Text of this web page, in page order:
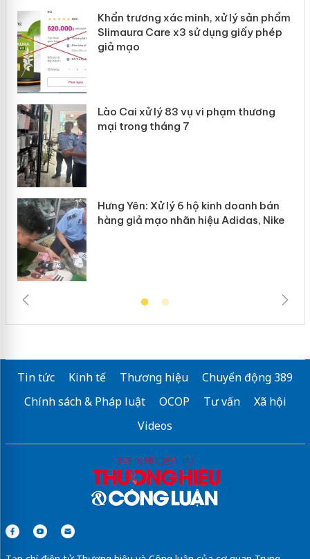
Khẩn trương xác minh, xử lý sản phẩm
Slimaura Care x3 sử dụng giấy phép
giả mạo
Lào Cai xử lý 83 vụ vi phạm thương
mại trong tháng 7
Hưng Yên: Xử lý 6 hộ kinh doanh bán
hàng giả mạo nhãn hiệu Adidas, Nike
Tin tức Kinh tế Thương hiệu
Chuyển động 389
Chính sách & Pháp luật
OCOP Tư vấn
Xã hội
Videos